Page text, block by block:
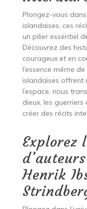
Plongez-vous
islandaises, ces
un pilier essentiel
Découvrez des
courageux et en
l’essence même
islandaises offrent
l’espace, nous
dieux, les
créer des récits
Explorez
Henrik